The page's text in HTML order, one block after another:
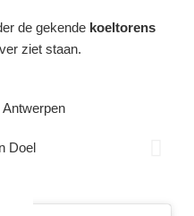
de gekende koeltorens
ziet staan.